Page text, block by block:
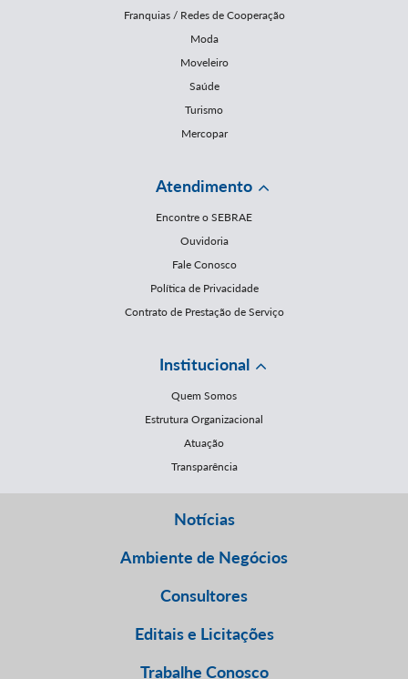
Franquias / Redes de Cooperação
Moda
Moveleiro
Saúde
Turismo
Mercopar
Atendimento
Encontre o SEBRAE
Ouvidoria
Fale Conosco
Política de Privacidade
Contrato de Prestação de Serviço
Institucional
Quem Somos
Estrutura Organizacional
Atuação
Transparência
Notícias
Ambiente de Negócios
Consultores
Editais e Licitações
Trabalhe Conosco